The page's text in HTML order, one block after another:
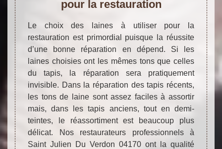
pour la restauration
Le choix des laines à utiliser pour la
restauration est primordial puisque la réussite
d’une bonne réparation en dépend. Si les
laines choisies ont les mêmes tons que celles
du tapis, la réparation sera pratiquement
invisible. Dans la réparation des tapis récents,
les tons de laine sont assez faciles à assortir
mais, dans les tapis anciens, tout en demi-
teintes, le réassortiment est beaucoup plus
délicat. Nos restaurateurs professionnels à
Saint Julien Du Verdon 04170 ont la qualité